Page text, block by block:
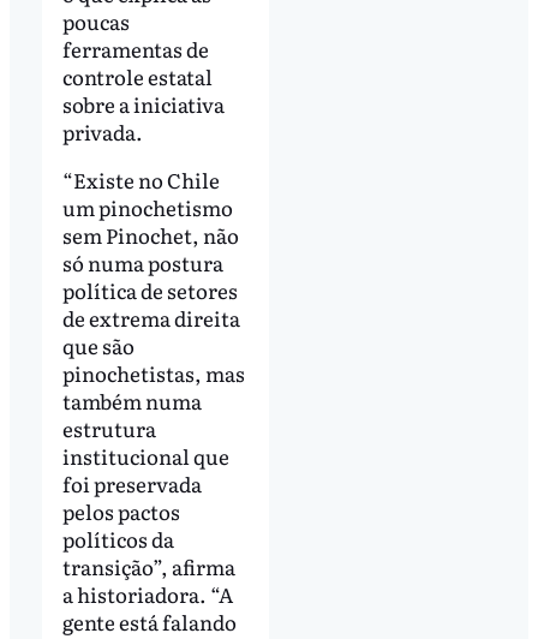
poucas
ferramentas de
controle estatal
sobre a iniciativa
privada.
“Existe no Chile
um pinochetismo
sem Pinochet, não
só numa postura
política de setores
de extrema direita
que são
pinochetistas, mas
também numa
estrutura
institucional que
foi preservada
pelos pactos
políticos da
transição”, afirma
a historiadora. “A
gente está falando